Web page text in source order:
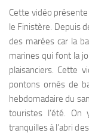
Cette vidéo
le Finistère. Depuis
des marées car la
marines qui font la
plaisanciers. Cette
pontons ornés de
hebdomadaire du
touristes l’été. On
tranquilles à l’abri